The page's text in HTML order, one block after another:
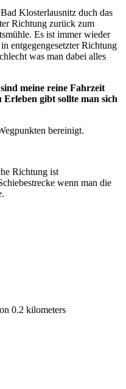
Klosterlausnitz duch das
Richtung zurück zum
Es ist immer wieder
entgegengesetzter Richtung
was man dabei alles
meine reine Fahrzeit
Erleben gibt sollte man sich
bereinigt.
Richtung ist
wenn man die
0.2 kilometers